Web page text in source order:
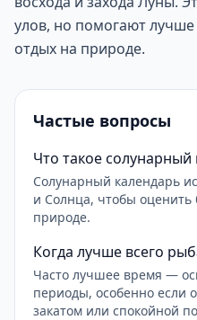
улов, но помогают
отдых на природе.
Частые вопросы
Что такое солунарный
Солунарный календарь
и Солнца, чтобы
природе.
Когда лучше всего
Часто лучшее время —
периоды, особенно если
закатом или спокойной